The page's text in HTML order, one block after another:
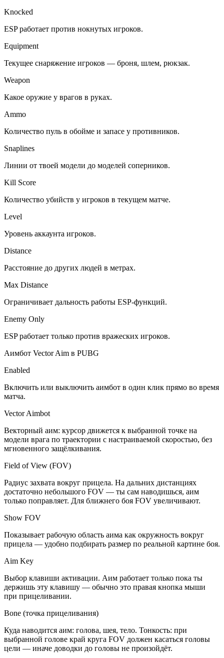
Knocked
ESP работает против нокнутых игроков.
Equipment
Текущее снаряжение игроков — броня, шлем, рюкзак.
Weapon
Какое оружие у врагов в руках.
Ammo
Количество пуль в обойме и запасе у противников.
Snaplines
Линии от твоей модели до моделей соперников.
Kill Score
Количество убийств у игроков в текущем матче.
Level
Уровень аккаунта игроков.
Distance
Расстояние до других людей в метрах.
Max Distance
Ограничивает дальность работы ESP-функций.
Enemy Only
ESP работает только против вражеских игроков.
Аимбот Vector Aim в PUBG
Enabled
Включить или выключить аимбот в один клик прямо во время
матча.
Vector Aimbot
Векторный аим: курсор движется к выбранной точке на
модели врага по траектории с настраиваемой скоростью, без
мгновенного защёлкивания.
Field of View (FOV)
Радиус захвата вокруг прицела. На дальних дистанциях
достаточно небольшого FOV — ты сам наводишься, аим
только поправляет. Для ближнего боя FOV увеличивают.
Show FOV
Показывает рабочую область аима как окружность вокруг
прицела — удобно подбирать размер по реальной картине боя.
Aim Key
Выбор клавиши активации. Аим работает только пока ты
держишь эту клавишу — обычно это правая кнопка мыши
при прицеливании.
Bone (точка прицеливания)
Куда наводится аим: голова, шея, тело. Тонкость: при
выбранной голове край круга FOV должен касаться головы
цели — иначе доводки до головы не произойдёт.